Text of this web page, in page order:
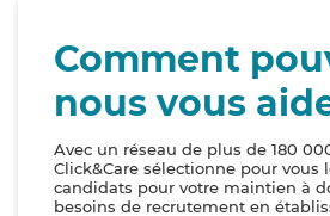
Comment
nous vous
Avec un réseau de plus de 180
Click&Care sélectionne pour vous
candidats pour votre maintien à
besoins de recrutement en